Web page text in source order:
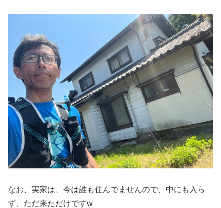
なお、実家は、今は誰も住んでませんので、中にも入ら
ず、ただ来ただけですw